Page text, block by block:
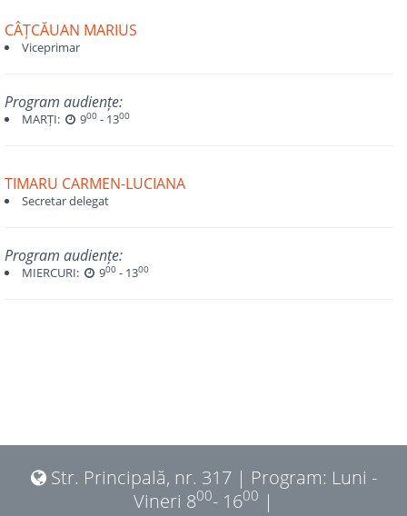
CÂȚCĂUAN MARIUS
Viceprimar
Program audiențe:
MARȚI: 900 - 1300
TIMARU CARMEN-LUCIANA
Secretar delegat
Program audiențe:
MIERCURI: 900 - 1300
Str. Principală, nr. 317 | Program: Luni -
Vineri 800- 1600 |